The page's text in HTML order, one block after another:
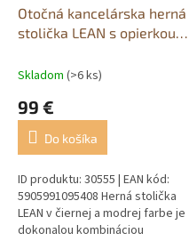
Otočná kancelárska herná
stolička LEAN s opierkou
čierno-modrá
Skladom (>6 ks)
99 €
Do košíka
ID produktu: 30555 | EAN kód:
5905991095408 Herná stolička
LEAN v čiernej a modrej farbe je
dokonalou kombináciou